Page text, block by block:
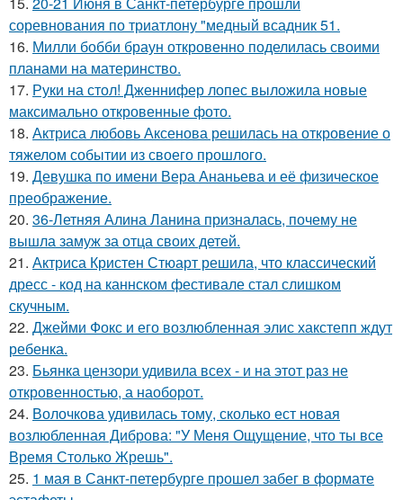
соревнования по триатлону "медный всадник 51.
16. Милли бобби браун откровенно поделилась своими
планами на материнство.
17. Руки на стол! Дженнифер лопес выложила новые
максимально откровенные фото.
18. Актриса любовь Аксенова решилась на откровение о
тяжелом событии из своего прошлого.
19. Девушка по имени Вера Ананьева и её физическое
преображение.
20. 36-Летняя Алина Ланина призналась, почему не
вышла замуж за отца своих детей.
21. Актриса Кристен Стюарт решила, что классический
дресс - код на каннском фестивале стал слишком
скучным.
22. Джейми Фокс и его возлюбленная элис хакстепп ждут
ребенка.
23. Бьянка цензори удивила всех - и на этот раз не
откровенностью, а наоборот.
24. Волочкова удивилась тому, сколько ест новая
возлюбленная Диброва: "У Меня Ощущение, что ты все
Время Столько Жрешь".
25. 1 мая в Санкт-петербурге прошел забег в формате